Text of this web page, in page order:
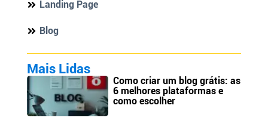
Landing Page
Blog
Mais Lidas
Como criar um blog grátis: as
6 melhores plataformas e
como escolher